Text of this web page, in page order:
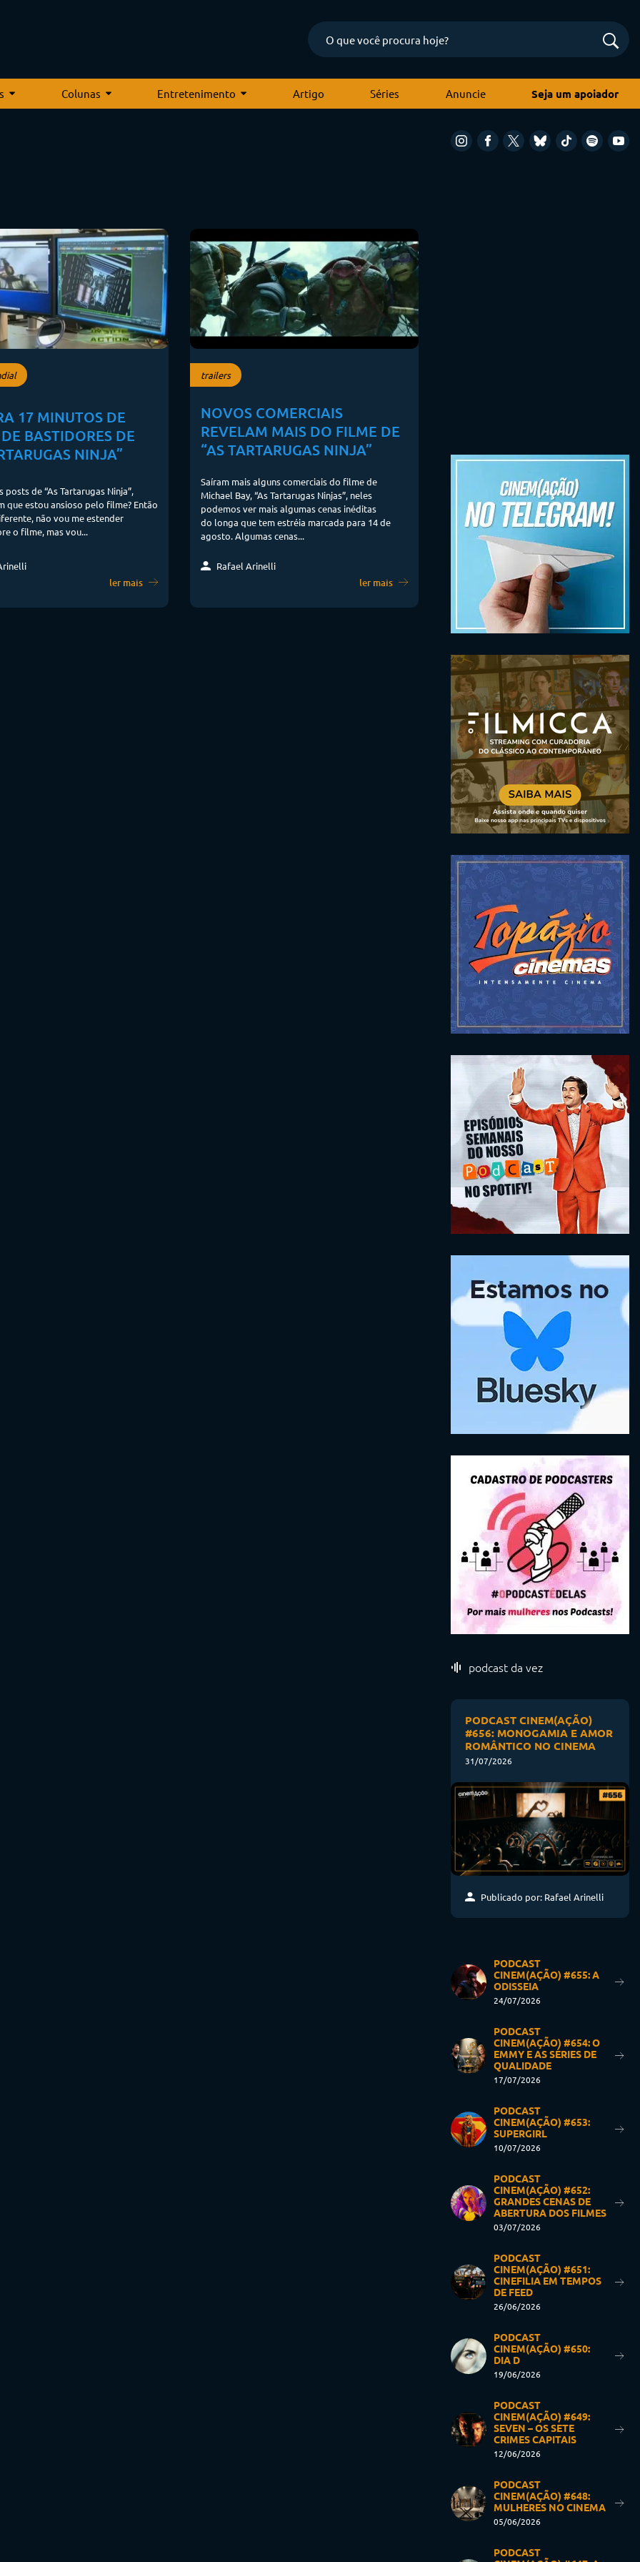
Colunas Entretenimento Artigo Séries Anuncie Seja um apoiador
17 MINUTOS DE
BASTIDORES DE
NINJA”
posts de “As Tartarugas Ninja”,
que estou ansioso pelo filme? Então
não vou me estender
o filme, mas vou...
ler mais
trailers
NOVOS COMERCIAIS
REVELAM MAIS DO FILME DE
“AS TARTARUGAS NINJA”
Saíram mais alguns comerciais do filme de
Michael Bay, “As Tartarugas Ninjas”, neles
podemos ver mais algumas cenas inéditas
do longa que tem estréia marcada para 14 de
agosto. Algumas cenas...
Rafael Arinelli
ler mais
podcast da vez
PODCAST CINEM(AÇÃO)
#656: MONOGAMIA E AMOR
ROMÂNTICO NO CINEMA
31/07/2026
Publicado por: Rafael Arinelli
PODCAST
CINEM(AÇÃO) #655: A
ODISSEIA
24/07/2026
PODCAST
CINEM(AÇÃO) #654: O
EMMY E AS SÉRIES DE
QUALIDADE
17/07/2026
PODCAST
CINEM(AÇÃO) #653:
SUPERGIRL
10/07/2026
PODCAST
CINEM(AÇÃO) #652:
GRANDES CENAS DE
ABERTURA DOS FILMES
03/07/2026
PODCAST
CINEM(AÇÃO) #651:
CINEFILIA EM TEMPOS
DE FEED
26/06/2026
PODCAST
CINEM(AÇÃO) #650:
DIA D
19/06/2026
PODCAST
CINEM(AÇÃO) #649:
SEVEN – OS SETE
CRIMES CAPITAIS
12/06/2026
PODCAST
CINEM(AÇÃO) #648:
MULHERES NO CINEMA
05/06/2026
PODCAST